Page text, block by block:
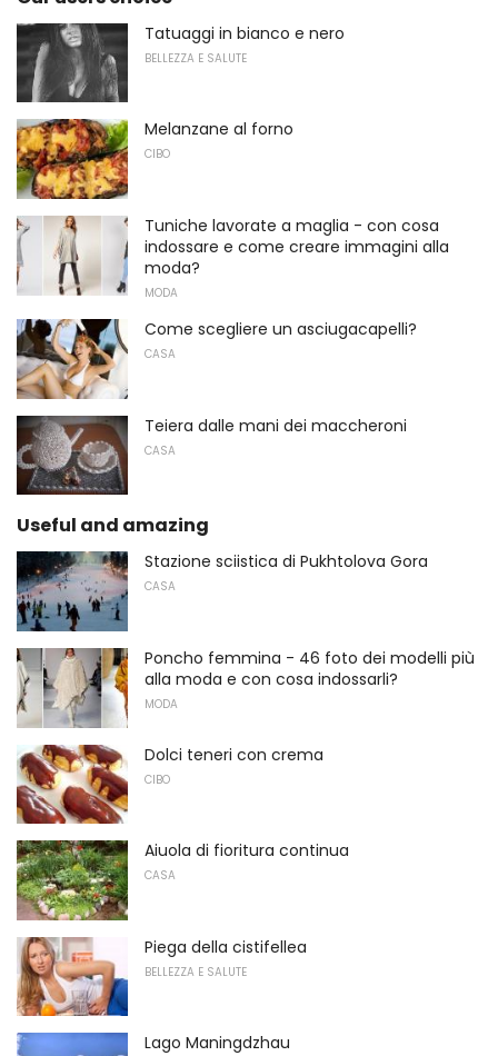
Tatuaggi in bianco e nero
BELLEZZA E SALUTE
Melanzane al forno
CIBO
Tuniche lavorate a maglia - con cosa
indossare e come creare immagini alla
moda?
MODA
Come scegliere un asciugacapelli?
CASA
Teiera dalle mani dei maccheroni
CASA
Useful and amazing
Stazione sciistica di Pukhtolova Gora
CASA
Poncho femmina - 46 foto dei modelli più
alla moda e con cosa indossarli?
MODA
Dolci teneri con crema
CIBO
Aiuola di fioritura continua
CASA
Piega della cistifellea
BELLEZZA E SALUTE
Lago Maningdzhau